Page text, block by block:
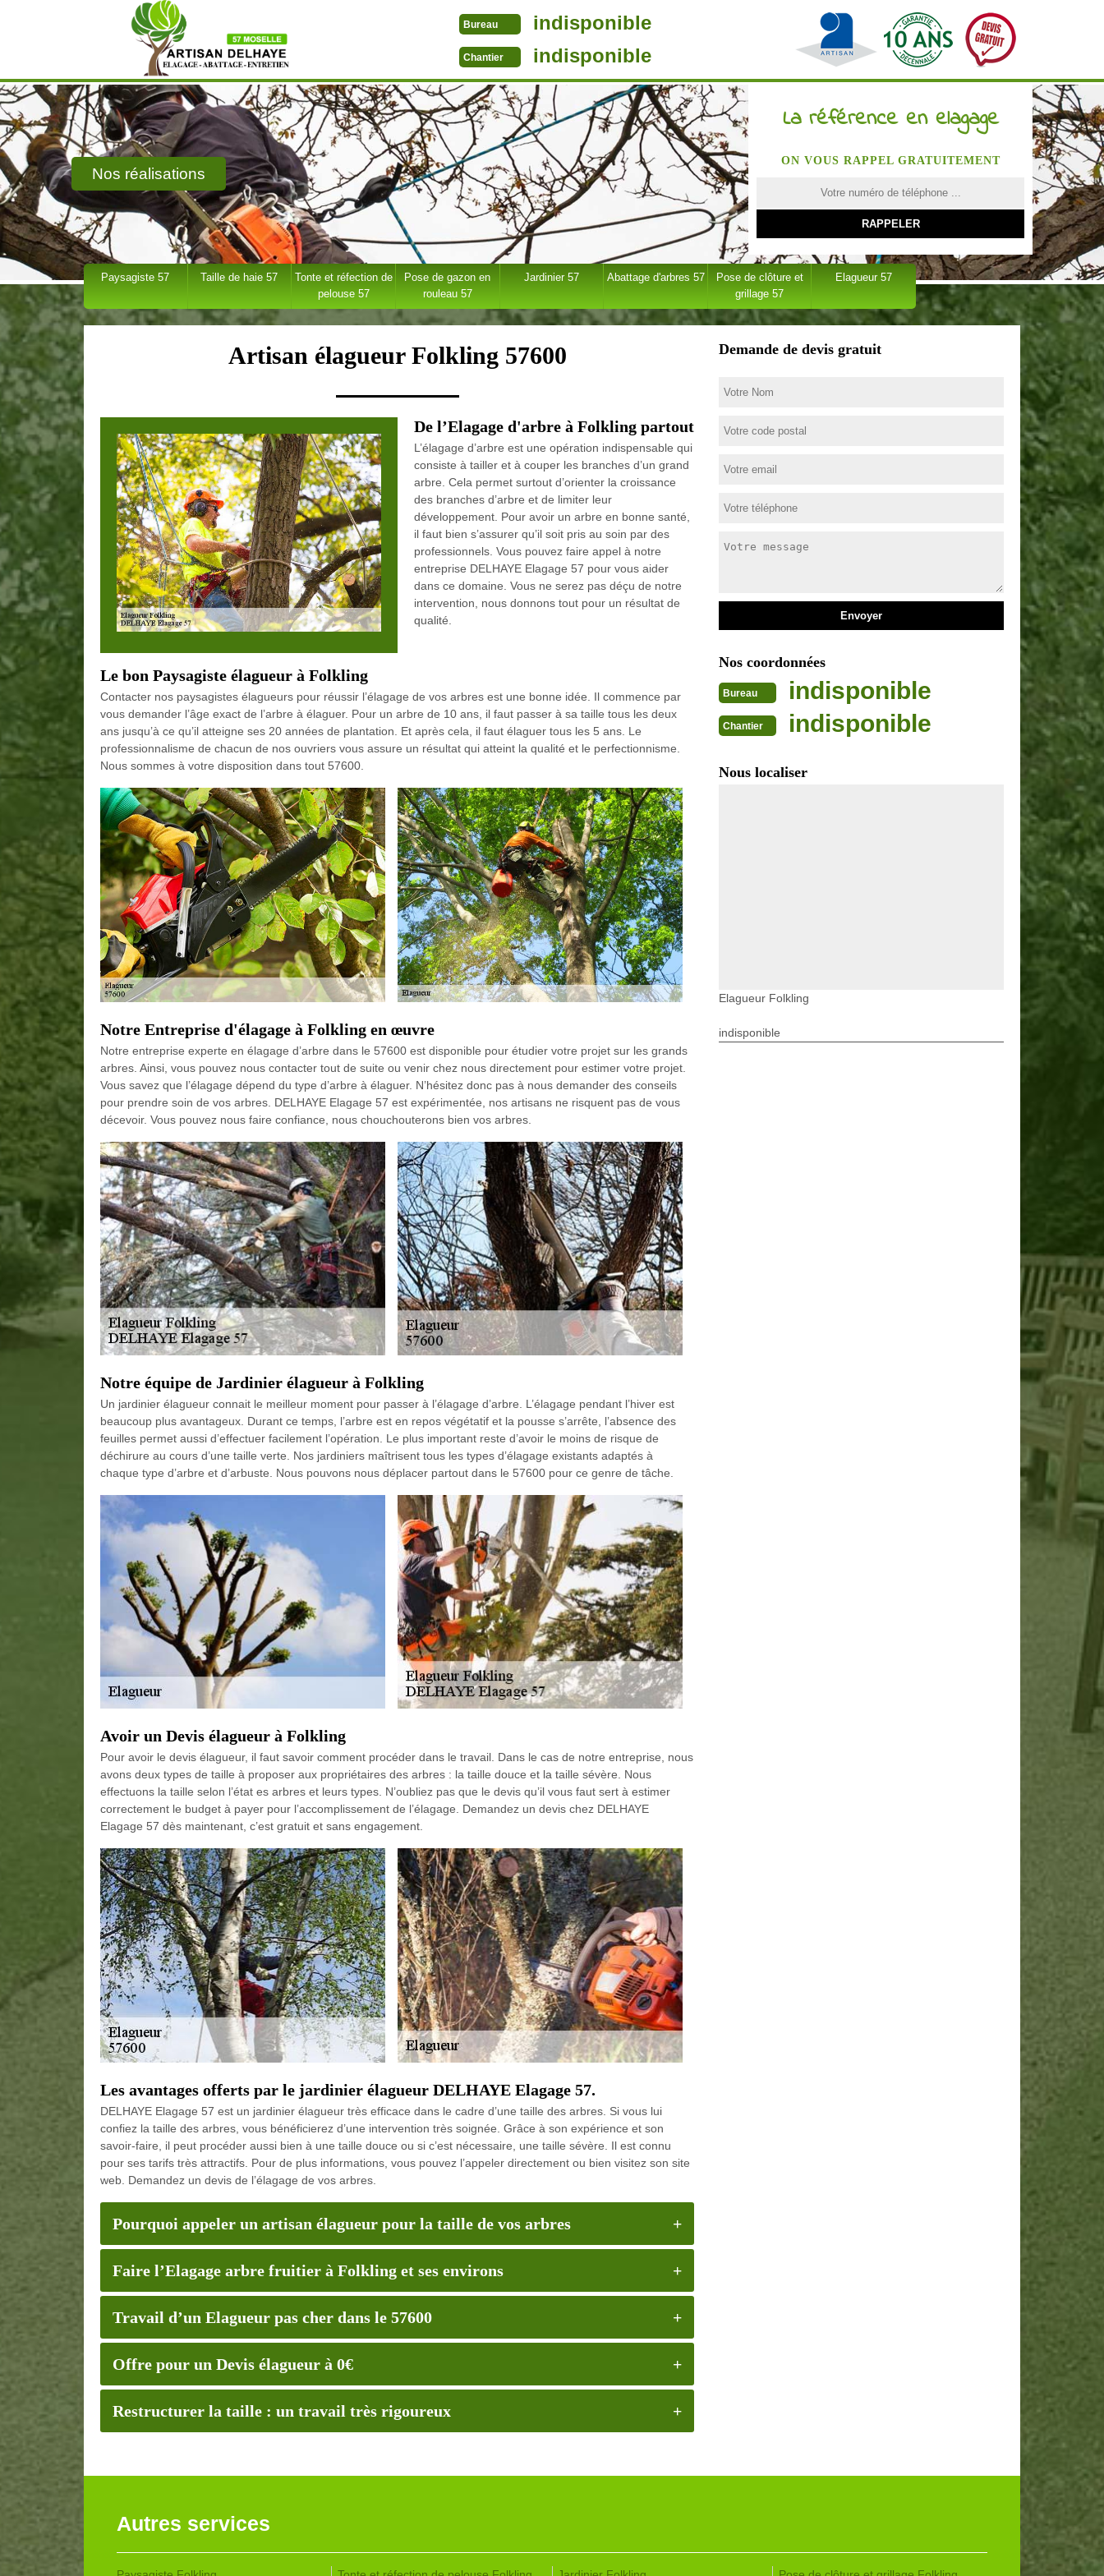
Bureau indisponible
Chantier indisponible
Nos réalisations
La référence en elagage
ON VOUS RAPPEL GRATUITEMENT
Paysagiste 57 Taille de haie 57
Tonte et réfection de
pelouse 57
Pose de gazon en
rouleau 57
Jardinier 57 Abattage d'arbres 57
Pose de clôture et
grillage 57
Elagueur 57
Artisan élagueur Folkling 57600
De l’Elagage d'arbre à Folkling partout
L’élagage d’arbre est une opération indispensable qui
consiste à tailler et à couper les branches d’un grand
arbre. Cela permet surtout d’orienter la croissance
des branches d’arbre et de limiter leur
développement. Pour avoir un arbre en bonne santé,
il faut bien s’assurer qu’il soit pris au soin par des
professionnels. Vous pouvez faire appel à notre
entreprise DELHAYE Elagage 57 pour vous aider
dans ce domaine. Vous ne serez pas déçu de notre
intervention, nous donnons tout pour un résultat de
qualité.
Le bon Paysagiste élagueur à Folkling
Contacter nos paysagistes élagueurs pour réussir l’élagage de vos arbres est une bonne idée. Il commence par
vous demander l’âge exact de l’arbre à élaguer. Pour un arbre de 10 ans, il faut passer à sa taille tous les deux
ans jusqu’à ce qu’il atteigne ses 20 années de plantation. Et après cela, il faut élaguer tous les 5 ans. Le
professionnalisme de chacun de nos ouvriers vous assure un résultat qui atteint la qualité et le perfectionnisme.
Nous sommes à votre disposition dans tout 57600.
Notre Entreprise d'élagage à Folkling en œuvre
Notre entreprise experte en élagage d’arbre dans le 57600 est disponible pour étudier votre projet sur les grands
arbres. Ainsi, vous pouvez nous contacter tout de suite ou venir chez nous directement pour estimer votre projet.
Vous savez que l’élagage dépend du type d’arbre à élaguer. N’hésitez donc pas à nous demander des conseils
pour prendre soin de vos arbres. DELHAYE Elagage 57 est expérimentée, nos artisans ne risquent pas de vous
décevoir. Vous pouvez nous faire confiance, nous chouchouterons bien vos arbres.
Notre équipe de Jardinier élagueur à Folkling
Un jardinier élagueur connait le meilleur moment pour passer à l’élagage d’arbre. L’élagage pendant l’hiver est
beaucoup plus avantageux. Durant ce temps, l’arbre est en repos végétatif et la pousse s’arrête, l’absence des
feuilles permet aussi d’effectuer facilement l’opération. Le plus important reste d’avoir le moins de risque de
déchirure au cours d’une taille verte. Nos jardiniers maîtrisent tous les types d’élagage existants adaptés à
chaque type d’arbre et d’arbuste. Nous pouvons nous déplacer partout dans le 57600 pour ce genre de tâche.
Avoir un Devis élagueur à Folkling
Pour avoir le devis élagueur, il faut savoir comment procéder dans le travail. Dans le cas de notre entreprise, nous
avons deux types de taille à proposer aux propriétaires des arbres : la taille douce et la taille sévère. Nous
effectuons la taille selon l’état es arbres et leurs types. N’oubliez pas que le devis qu’il vous faut sert à estimer
correctement le budget à payer pour l’accomplissement de l’élagage. Demandez un devis chez DELHAYE
Elagage 57 dès maintenant, c’est gratuit et sans engagement.
Les avantages offerts par le jardinier élagueur DELHAYE Elagage 57.
DELHAYE Elagage 57 est un jardinier élagueur très efficace dans le cadre d’une taille des arbres. Si vous lui
confiez la taille des arbres, vous bénéficierez d’une intervention très soignée. Grâce à son expérience et son
savoir-faire, il peut procéder aussi bien à une taille douce ou si c’est nécessaire, une taille sévère. Il est connu
pour ses tarifs très attractifs. Pour de plus informations, vous pouvez l’appeler directement ou bien visitez son site
web. Demandez un devis de l’élagage de vos arbres.
Pourquoi appeler un artisan élagueur pour la taille de vos arbres
Faire l’Elagage arbre fruitier à Folkling et ses environs
Travail d’un Elagueur pas cher dans le 57600
Offre pour un Devis élagueur à 0€
Restructurer la taille : un travail très rigoureux
Demande de devis gratuit
Nos coordonnées
Bureau indisponible
Chantier indisponible
Nous localiser
Elagueur Folkling
indisponible
Autres services